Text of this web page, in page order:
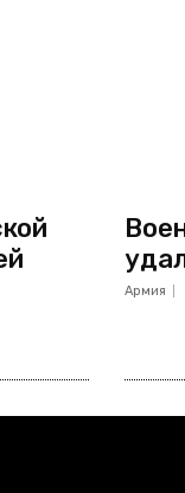
Армия